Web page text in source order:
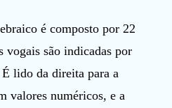
é composto por 22
vogais são indicadas por
lido da direita para a
valores numéricos, e a